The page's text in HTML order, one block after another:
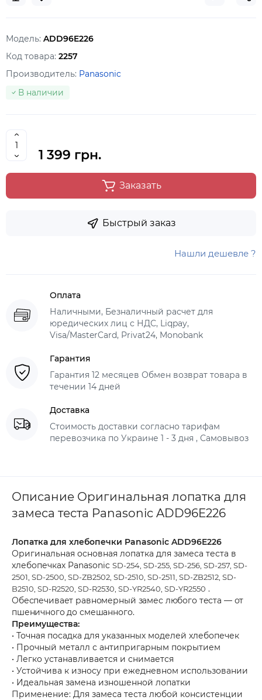
Модель: ADD96E226
Код товара: 2257
Производитель: Panasonic
В наличии
1 399 грн.
Заказать
Быстрый заказ
Нашли дешевле ?
Оплата
Наличными, Безналичный расчет для
юредических лиц с НДС, Liqpay,
Visa/MasterCard, Privat24, Monobank
Гарантия
Гарантия 12 месяцев Обмен возврат товара в
течении 14 дней
Доставка
Стоимость доставки согласно тарифам
перевозчика по Украине 1 - 3 дня , Самовывоз
Описание Оригинальная лопатка для
замеса теста Panasonic ADD96E226
Лопатка для хлебопечки Panasonic ADD96E226
Оригинальная основная лопатка для замеса теста в
хлебопечках Panasonic SD-254, SD-255, SD-256, SD-257, SD-
2501, SD-2500, SD-ZB2502, SD-2510, SD-2511, SD-ZB2512, SD-
B2510, SD-R2520, SD-R2530, SD-YR2540, SD-YR2550 .
Обеспечивает равномерный замес любого теста — от
пшеничного до смешанного.
Преимущества:
• Точная посадка для указанных моделей хлебопечек
• Прочный металл с антипригарным покрытием
• Легко устанавливается и снимается
• Устойчива к износу при ежедневном использовании
• Идеальная замена изношенной лопатки
Применение: Для замеса теста любой консистенции